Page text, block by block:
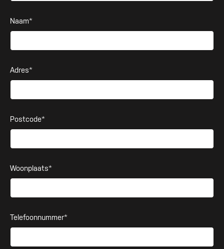
Naam*
Adres*
Postcode*
Woonplaats*
Telefoonnummer*